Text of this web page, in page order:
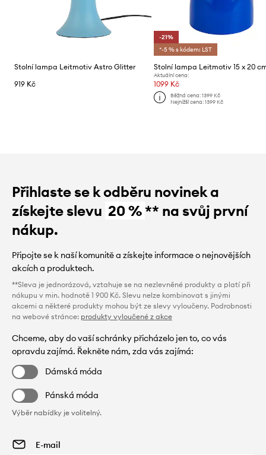
Stolní lampa Leitmotiv Astro Glitter
919 Kč
-21%
*-5 % s kódem: LST
Stolní lampa Leitmotiv 15 x 20
Aktuální cena:
1099 Kč
Běžná cena: 1399 Kč
Nejnižší cena: 1399 Kč
Přihlaste se k odběru novinek a
získejte slevu 20 %** na svůj první
nákup.
Připojte se k naší komunitě a získejte informace o nejnovějších
akcích a produktech.
**Sleva je jednorázová, vztahuje se na nezlevněné produkty a platí při
nákupu v min. hodnotě 1 900 Kč. Slevu nelze kombinovat s jinými
akcemi a některé produkty mohou být ze slevy vyloučeny. Podrobnosti
na webové stránce: produkty vyloučené z akce
Chceme, aby do vaší schránky přicházelo jen to, co vás
opravdu zajímá. Řekněte nám, zda vás zajímá:
Dámská móda
Pánská móda
Výběr nabídky je volitelný.